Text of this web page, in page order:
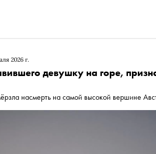
2026 г.
девушку на горе,
насмерть на самой высокой вершине